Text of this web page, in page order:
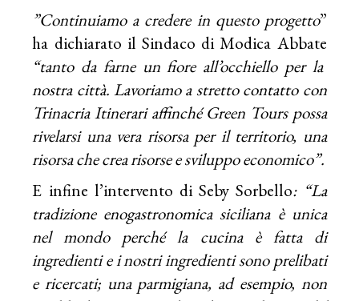
”Continuiamo a credere in questo progetto”
ha dichiarato il Sindaco di Modica Abbate
“tanto da farne un fiore all’occhiello per la
nostra città. Lavoriamo a stretto contatto con
Trinacria Itinerari affinché Green Tours possa
rivelarsi una vera risorsa per il territorio, una
risorsa che crea risorse e sviluppo economico”.
E infine l’intervento di Seby Sorbello: “La
tradizione enogastronomica siciliana è unica
nel mondo perché la cucina è fatta di
ingredienti e i nostri ingredienti sono prelibati
e ricercati; una parmigiana, ad esempio, non